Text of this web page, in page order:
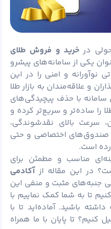
در خرید و فروش طلای
یکی از سامانه‌های پیشرو
نوآورانه و امنی را در این
و علاقه‌مندان به بازار طلا
با حذف پیچیدگی‌های
را ساده‌تر و سریع‌تر کرده و
سرعت بالای نقدشوندگی،
صندوق‌های اختصاصی و حتی
است.
مناسب و مطمئن برای
در این مقاله از آکادمی
جنبه‌های مثبت و منفی این
تا به شما کمک نماییم با
داشته باشید. آماده‌اید تا با
تا پایان با ما همراه